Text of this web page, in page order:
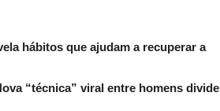
hábitos que ajudam a recuperar a
“técnica” viral entre homens divide